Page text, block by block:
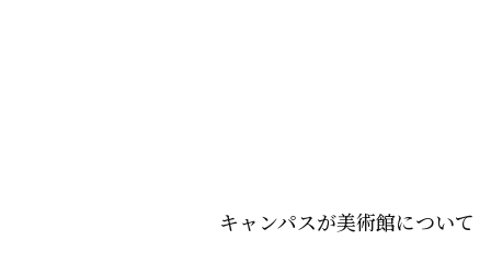
キャンパスが美術館について